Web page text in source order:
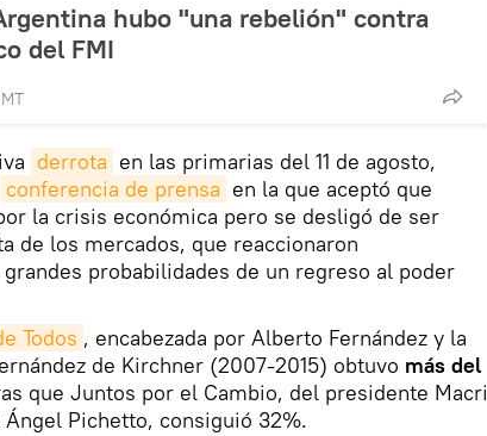
hubo "una rebelión" contra
del FMI
derrota en las primarias del 11 de agosto,
conferencia de prensa en la que aceptó que
la crisis económica pero se desligó de ser
de los mercados, que reaccionaron
probabilidades de un regreso al poder
Todos , encabezada por Alberto Fernández y la
de Kirchner (2007-2015) obtuvo más del
que Juntos por el Cambio, del presidente Macri
Pichetto, consiguió 32%.